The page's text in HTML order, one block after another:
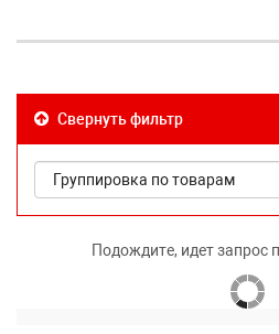
Свернуть фильтр
Подождите, идет запрос